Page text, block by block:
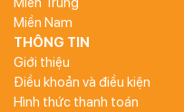
Miền Nam
THÔNG TIN
Giới thiệu
Điều khoản và điều kiện
Hình thức thanh toán